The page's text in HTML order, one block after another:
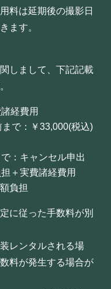
料は延期後の撮影日
ます。
しまして、下記記載
経費用
で：￥33,000(税込)
：キャンセル申出
＋実費諸経費用
負担
に従った手数料が別
レンタルされる場
料が発生する場合が